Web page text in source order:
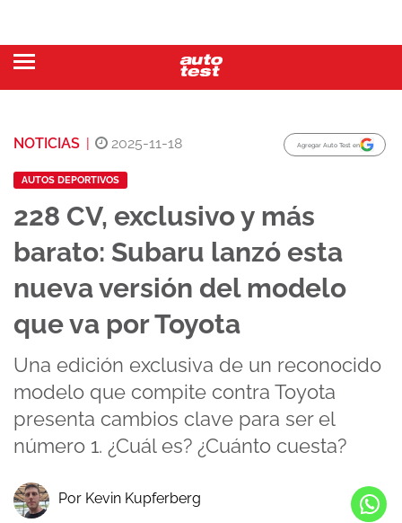
NOTICIAS | 2025-11-18 Agregar Auto Test en
AUTOS DEPORTIVOS
228 CV, exclusivo y más
barato: Subaru lanzó esta
nueva versión del modelo
que va por Toyota
Una edición exclusiva de un reconocido
modelo que compite contra Toyota
presenta cambios clave para ser el
número 1. ¿Cuál es? ¿Cuánto cuesta?
Por Kevin Kupferberg